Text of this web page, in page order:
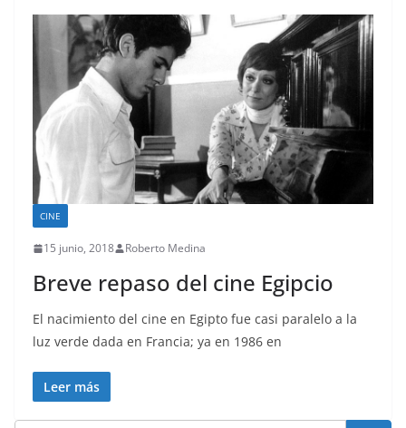
CINE
15 junio, 2018 Roberto Medina
Breve repaso del cine Egipcio
El nacimiento del cine en Egipto fue casi paralelo a la
luz verde dada en Francia; ya en 1986 en
Leer más